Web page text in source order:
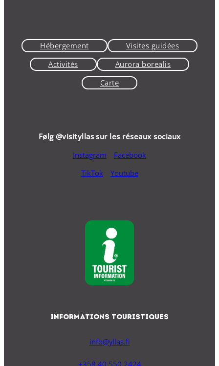
Hébergement
Visites guidées
Activités
Aurora borealis
Carte
Følg @visityllas sur les réseaux sociaux
Instagram
Facebook
TikTok
Youtube
Informations Touristiques
info@yllas.fi